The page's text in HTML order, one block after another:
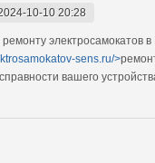
10-10 20:28
электросамокатов в
sens.ru/>
вашего